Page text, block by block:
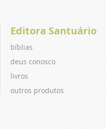
Editora Santuário
bíblias
deus conosco
livros
outros produtos